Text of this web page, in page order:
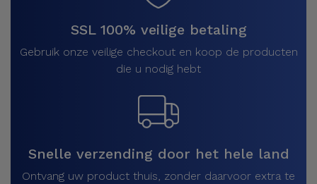
SSL 100% veilige betaling
Gebruik onze veilige checkout en koop de producten
die u nodig hebt
Snelle verzending door het hele land
Ontvang uw product thuis, zonder daarvoor extra te